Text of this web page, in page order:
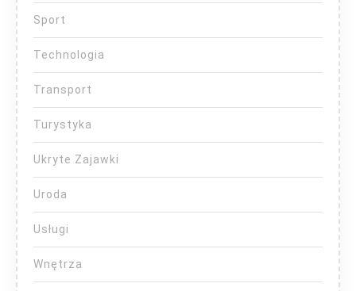
Sport
Technologia
Transport
Turystyka
Ukryte Zajawki
Uroda
Usługi
Wnętrza